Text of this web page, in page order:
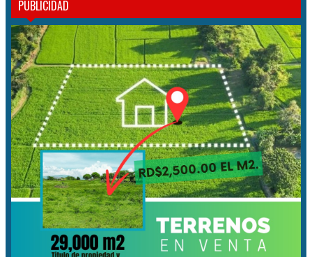
PUBLICIDAD